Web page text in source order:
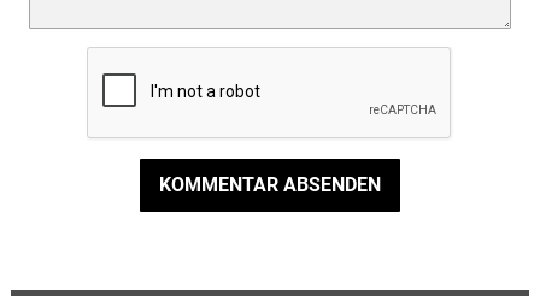
KOMMENTAR ABSENDEN